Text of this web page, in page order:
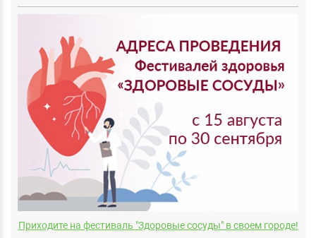
Приходите на фестиваль "Здоровые сосуды" в своем городе!